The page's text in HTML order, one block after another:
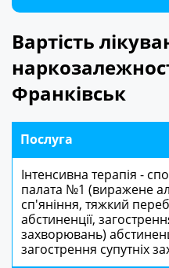
Вартість
Франківськ
Послуга
Інтенсивна терапія -
палата №1 (виражене
сп'яніння, тяжкий
абстиненції,
захворювань)
загострення супутніх